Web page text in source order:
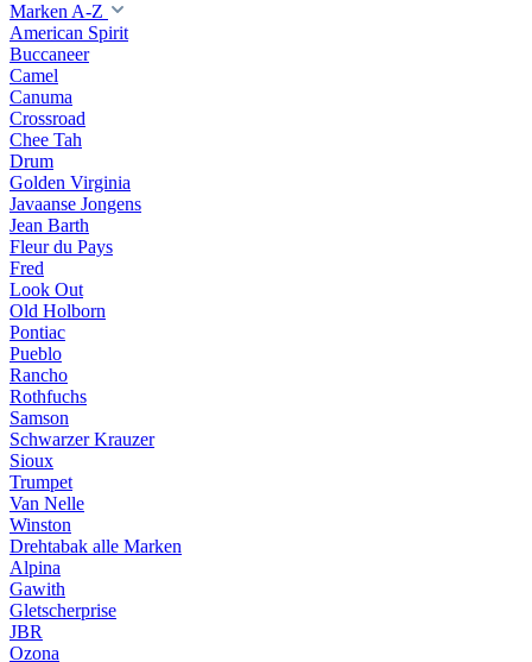
Marken A-Z
American Spirit
Buccaneer
Camel
Canuma
Crossroad
Сhee Tah
Drum
Golden Virginia
Javaanse Jongens
Jean Barth
Fleur du Pays
Fred
Look Out
Old Holborn
Pontiac
Pueblo
Rancho
Rothfuchs
Samson
Schwarzer Krauzer
Sioux
Trumpet
Van Nelle
Winston
Drehtabak alle Marken
Alpina
Gawith
Gletscherprise
JBR
Ozona